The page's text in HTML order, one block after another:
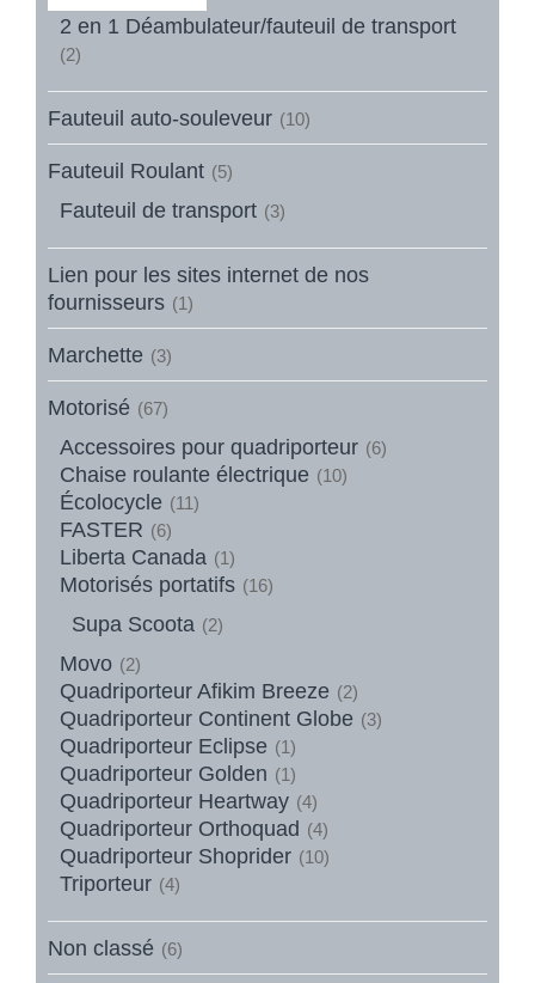
2 en 1 Déambulateur/fauteuil de transport
(2)
Fauteuil auto-souleveur (10)
Fauteuil Roulant (5)
Fauteuil de transport (3)
Lien pour les sites internet de nos
fournisseurs (1)
Marchette (3)
Motorisé (67)
Accessoires pour quadriporteur (6)
Chaise roulante électrique (10)
Écolocycle (11)
FASTER (6)
Liberta Canada (1)
Motorisés portatifs (16)
Supa Scoota (2)
Movo (2)
Quadriporteur Afikim Breeze (2)
Quadriporteur Continent Globe (3)
Quadriporteur Eclipse (1)
Quadriporteur Golden (1)
Quadriporteur Heartway (4)
Quadriporteur Orthoquad (4)
Quadriporteur Shoprider (10)
Triporteur (4)
Non classé (6)